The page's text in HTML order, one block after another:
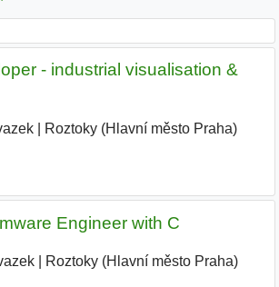
- industrial visualisation &
| Roztoky (Hlavní město Praha)|
Engineer with C
| Roztoky (Hlavní město Praha)|